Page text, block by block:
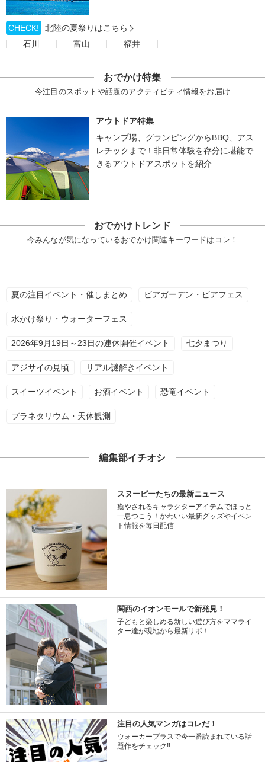
CHECK!
北陸の夏祭りはこちら
石川
富山 福井
おでかけ特集
今注目のスポットや話題のアクティビティ情報をお届け
アウトドア特集
キャンプ場、グランピングからBBQ、アス
レチックまで！非日常体験を存分に堪能で
きるアウトドアスポットを紹介
おでかけトレンド
今みんなが気になっているおでかけ関連キーワードはコレ！
夏の注目イベント・催しまとめ ビアガーデン・ビアフェス
水かけ祭り・ウォーターフェス
2026年9月19日～23日の連休開催イベント 七夕まつり
アジサイの見頃 リアル謎解きイベント
スイーツイベント お酒イベント 恐竜イベント
プラネタリウム・天体観測
編集部イチオシ
スヌーピーたちの最新ニュース
癒やされるキャラクターアイテムでほっと
一息つこう！かわいい最新グッズやイベン
ト情報を毎日配信
関西のイオンモールで新発見！
子どもと楽しめる新しい遊び方をママライ
ター達が現地から最新リポ！
注目の人気マンガはコレだ！
ウォーカープラスで今一番読まれている話
題作をチェック!!